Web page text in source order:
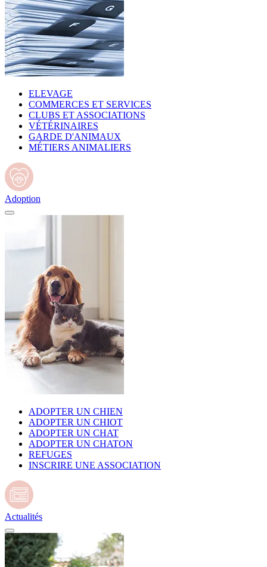
ELEVAGE
COMMERCES ET SERVICES
CLUBS ET ASSOCIATIONS
VÉTÉRINAIRES
GARDE D'ANIMAUX
MÉTIERS ANIMALIERS
Adoption
ADOPTER UN CHIEN
ADOPTER UN CHIOT
ADOPTER UN CHAT
ADOPTER UN CHATON
REFUGES
INSCRIRE UNE ASSOCIATION
Actualités